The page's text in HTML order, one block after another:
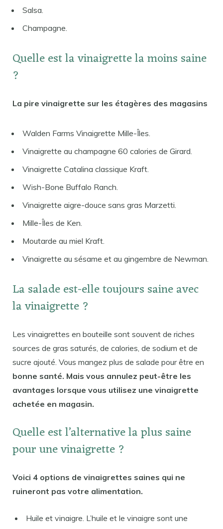
Salsa.
Champagne.
Quelle est la vinaigrette la moins saine
?
La pire vinaigrette sur les étagères des magasins
Walden Farms Vinaigrette Mille-Îles.
Vinaigrette au champagne 60 calories de Girard.
Vinaigrette Catalina classique Kraft.
Wish-Bone Buffalo Ranch.
Vinaigrette aigre-douce sans gras Marzetti.
Mille-Îles de Ken.
Moutarde au miel Kraft.
Vinaigrette au sésame et au gingembre de Newman.
La salade est-elle toujours saine avec
la vinaigrette ?
Les vinaigrettes en bouteille sont souvent de riches
sources de gras saturés, de calories, de sodium et de
sucre ajouté. Vous mangez plus de salade pour être en
bonne santé. Mais vous annulez peut-être les
avantages lorsque vous utilisez une vinaigrette
achetée en magasin.
Quelle est l’alternative la plus saine
pour une vinaigrette ?
Voici 4 options de vinaigrettes saines qui ne
ruineront pas votre alimentation.
Huile et vinaigre. L’huile et le vinaigre sont une